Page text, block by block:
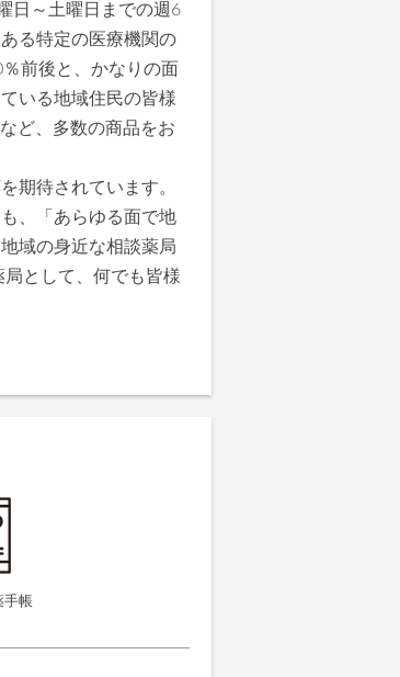
日～土曜日までの週6
る特定の医療機関の
前後と、かなりの面
いる地域住民の皆様
ど、多数の商品をお
期待されています。
、「あらゆる面で地
域の身近な相談薬局
として、何でも皆様
手帳